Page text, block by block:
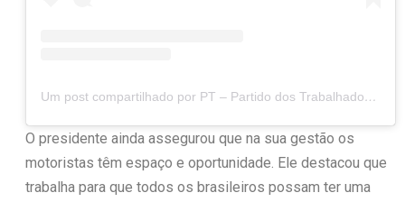
Um post compartilhado por PT – Partido dos Trabalhadores (@ptbrasil)
O presidente ainda assegurou que na sua gestão os
motoristas têm espaço e oportunidade. Ele destacou que
trabalha para que todos os brasileiros possam ter uma